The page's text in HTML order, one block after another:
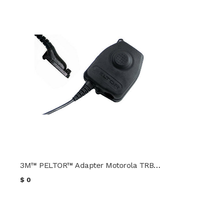
3M™ PELTOR™ Adapter Motorola TRBO XPR APX
$ 0